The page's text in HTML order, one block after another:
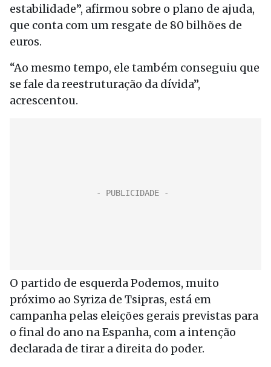
estabilidade”, afirmou sobre o plano de ajuda,
que conta com um resgate de 80 bilhões de
euros.
“Ao mesmo tempo, ele também conseguiu que
se fale da reestruturação da dívida”,
acrescentou.
O partido de esquerda Podemos, muito
próximo ao Syriza de Tsipras, está em
campanha pelas eleições gerais previstas para
o final do ano na Espanha, com a intenção
declarada de tirar a direita do poder.